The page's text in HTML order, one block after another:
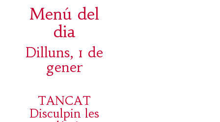
Menú del
dia
Dilluns, 1 de
gener
TANCAT
Disculpin les